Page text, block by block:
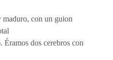
maduro, con un guion
Éramos dos cerebros con